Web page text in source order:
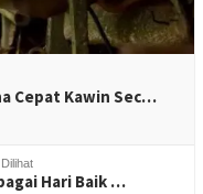
Cepat Kawin Sec…
Hari Baik …